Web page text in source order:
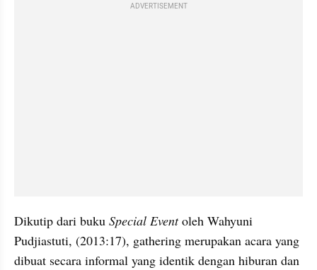
ADVERTISEMENT
Dikutip dari buku Special Event oleh Wahyuni
Pudjiastuti, (2013:17), gathering merupakan acara yang
dibuat secara informal yang identik dengan hiburan dan